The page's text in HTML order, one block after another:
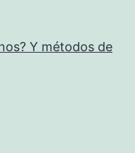
Y métodos de